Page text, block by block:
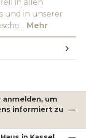
in allen
und in unserer
Mehr
um
informiert zu